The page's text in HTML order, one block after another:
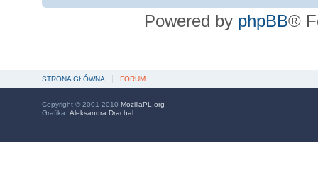
Powered by phpBB®
STRONA GŁÓWNA FORUM
Copyright © 2001-2010 MozillaPL.org
Grafika: Aleksandra Drachal